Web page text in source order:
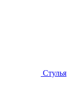
Стулья